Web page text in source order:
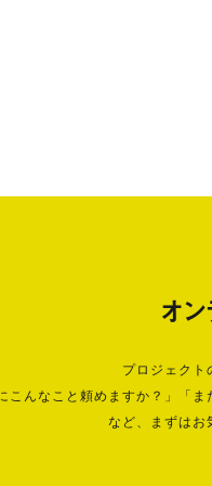
オ
プロジェクト
こんなこと頼めますか？」「
など、まずはお